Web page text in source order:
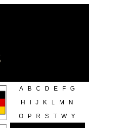
A B C D E F
G
H
J K L M
N
O
P R S T W Y